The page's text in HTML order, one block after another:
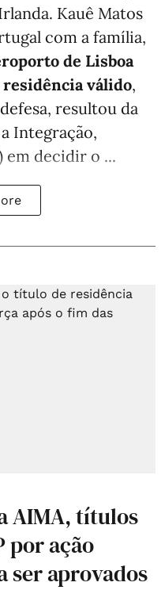
Kauê Matos
com a família,
de Lisboa
válido,
resultou da
Integração,
em decidir o ...
AIMA, títulos
por ação
ser aprovados